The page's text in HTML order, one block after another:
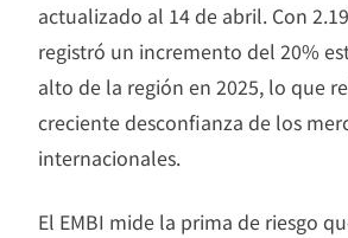
actualizado al 14 de abril. Con
registró un incremento del 20%
alto de la región en 2025, lo que
creciente desconfianza de los
internacionales.
El EMBI mide la prima de riesgo